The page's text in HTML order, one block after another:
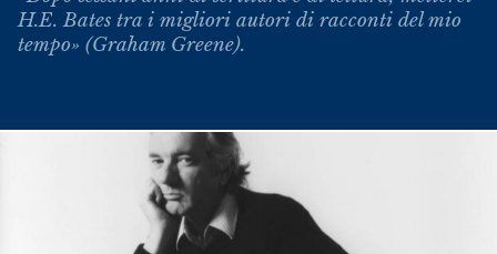
H.E. Bates tra i migliori autori di racconti del mio
tempo» (Graham Greene).